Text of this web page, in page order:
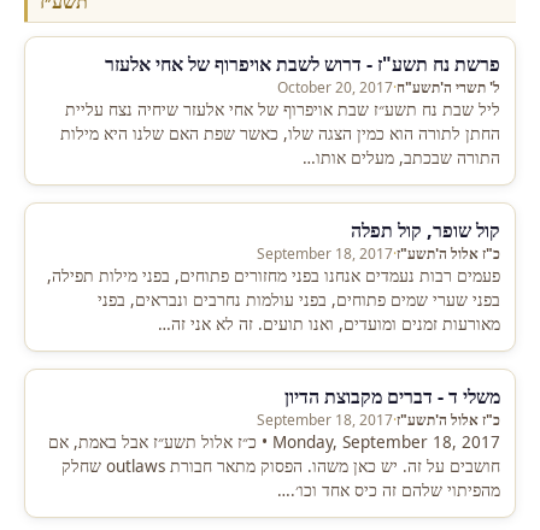
פרשת נח תשע"ז - דרוש לשבת אויפרוף של אחי אלעזר
ל' תשרי ה'תשע"ח·
October 20, 2017
ליל שבת נח תשע״ז שבת אויפרוף של אחי אלעזר שיחיה נצח עליית
החתן לתורה הוא כמין הצגה שלו, כאשר שפת האם שלנו היא מילות
התורה שבכתב, מעלים אותו…
קול שופר, קול תפלה
כ"ז אלול ה'תשע"ז·
September 18, 2017
פעמים רבות נעמדים אנחנו בפני מחזורים פתוחים, בפני מילות תפילה,
בפני שערי שמים פתוחים, בפני עולמות נחרבים ונבראים, בפני
מאורעות זמנים ומועדים, ואנו תועים. זה לא אני זה…
משלי ד - דברים מקבוצת הדיון
כ"ז אלול ה'תשע"ז·
September 18, 2017
Monday, September 18, 2017 • כ״ז אלול תשע״ז אבל באמת, אם
חושבים על זה. יש כאן משהו. הפסוק מתאר חבורת outlaws שחלק
מהפיתוי שלהם זה כיס אחד וכו׳.…